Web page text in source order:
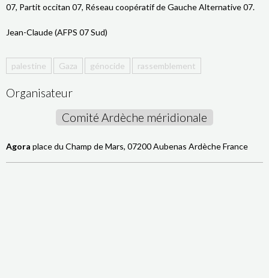
07, Partit occitan 07, Réseau coopératif de Gauche Alternative 07.
Jean-Claude (AFPS 07 Sud)
palestine Gaza génocide rassemblement
Organisateur
Comité Ardèche méridionale
Agora place du Champ de Mars, 07200 Aubenas Ardèche France